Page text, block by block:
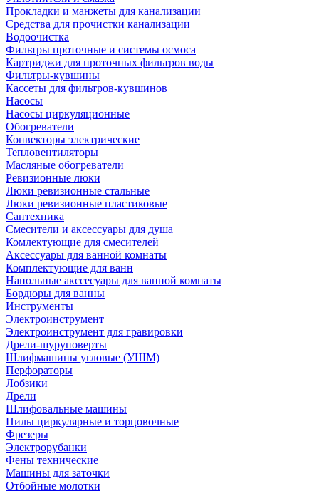
Прокладки и манжеты для канализации
Средства для прочистки канализации
Водоочистка
Фильтры проточные и системы осмоса
Картриджи для проточных фильтров воды
Фильтры-кувшины
Кассеты для фильтров-кувшинов
Насосы
Насосы циркуляционные
Обогреватели
Конвекторы электрические
Тепловентиляторы
Масляные обогреватели
Ревизионные люки
Люки ревизионные стальные
Люки ревизионные пластиковые
Сантехника
Смесители и аксессуары для душа
Комлектующие для смесителей
Аксессуары для ванной комнаты
Комплектующие для ванн
Напольные акссесуары для ванной комнаты
Бордюры для ванны
Инструменты
Электроинструмент
Электроинструмент для гравировки
Дрели-шуруповерты
Шлифмашины угловые (УШМ)
Перфораторы
Лобзики
Дрели
Шлифовальные машины
Пилы циркулярные и торцовочные
Фрезеры
Электрорубанки
Фены технические
Машины для заточки
Отбойные молотки